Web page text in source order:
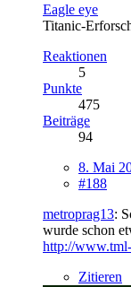
Eagle eye
Titanic-
Reaktionen
5
Punkte
475
Beiträge
94
8. Mai
#188
metroprag13:
wurde schon
http://
Zitieren